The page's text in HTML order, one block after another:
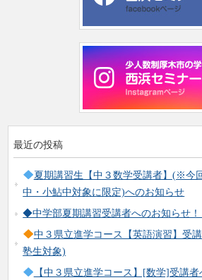
最近の投稿
夏期講習生【中３数学受講者】(※今
中・小鮎中対象に限定)へのお知らせ
◆中学部夏期講習受講者へのお知らせ
中３県立進学コース【英語演習】受
塾生対象)
【中３県立進学コース】[数学]受講